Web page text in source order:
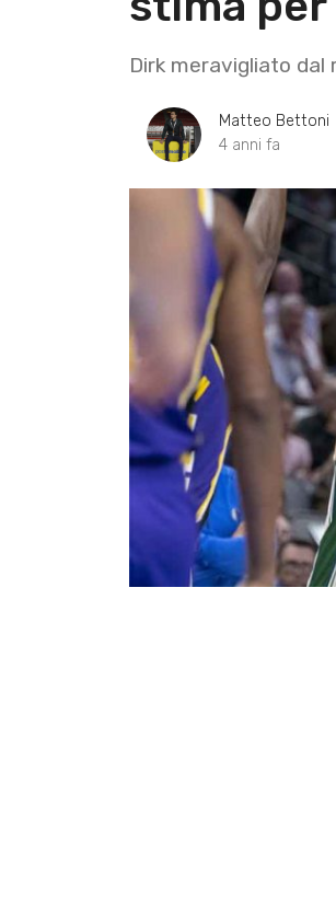
Dirk meravigliato
Matteo Bettoni
4 anni fa